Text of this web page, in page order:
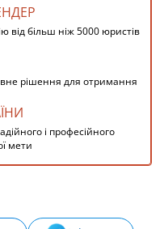
від більш ніж 5000 юристів
рішення для отримання
і професійного
мети